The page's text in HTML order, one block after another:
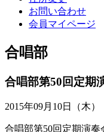
お問い合わせ
会員マイページ
合唱部
合唱部第50回定期
2015年09月10日（木）
合唱部第50回定期演奏